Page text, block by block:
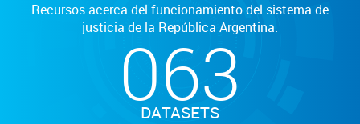
Recursos acerca del funcionamiento del sistema de
justicia de la República Argentina.
063
DATASETS